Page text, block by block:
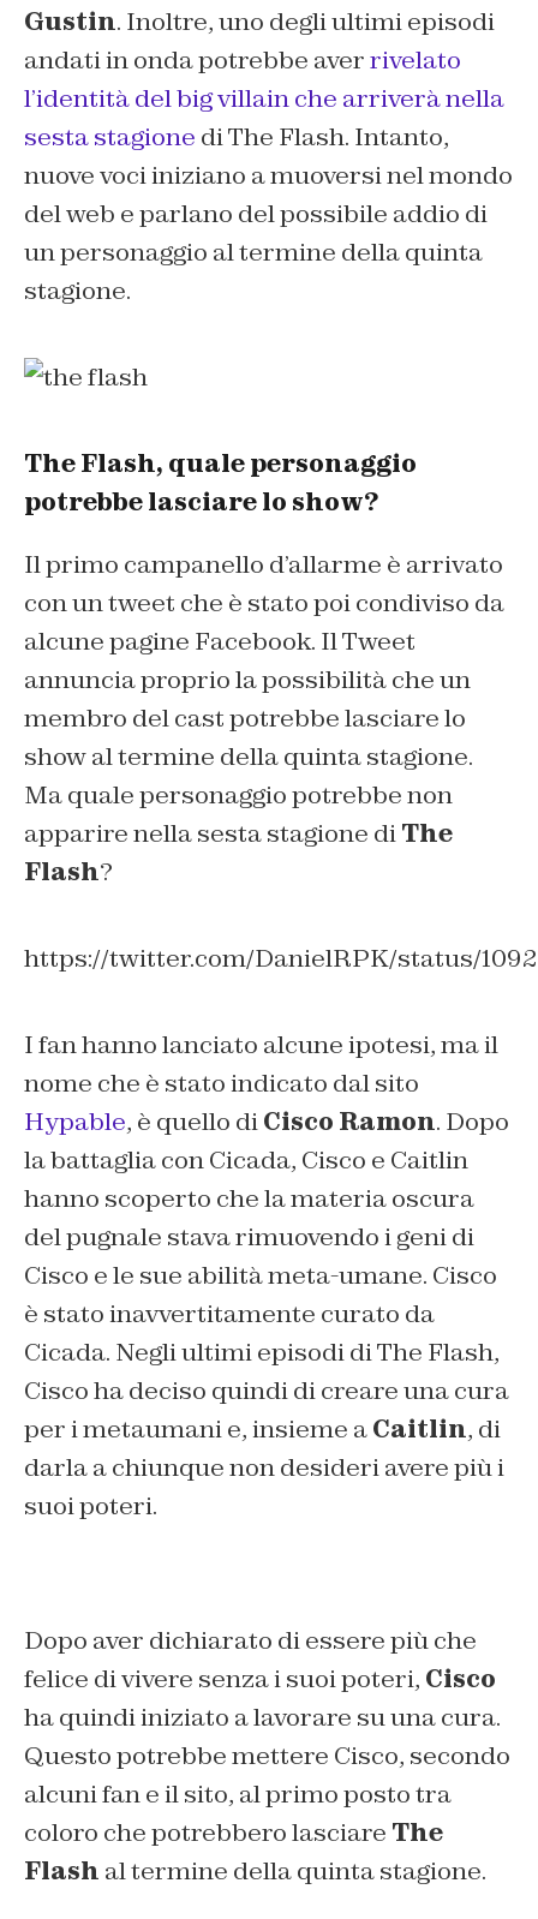
Gustin. Inoltre, uno degli ultimi episodi
andati in onda potrebbe averrivelato
l’identità del big villain che arriverà nella
sesta stagione di The Flash. Intanto,
nuove voci iniziano a muoversi nel mondo
del web e parlano del possibile addio di
un personaggio al termine della quinta
stagione.
The Flash, quale personaggio
potrebbe lasciare lo show?
Il primo campanello d’allarme è arrivato
con un tweet che è stato poi condiviso da
alcune pagine Facebook. Il Tweet
annuncia proprio la possibilità che un
membro del cast potrebbe lasciare lo
show al termine della quinta stagione.
Ma quale personaggio potrebbe non
apparire nella sesta stagione diThe
Flash?
https://twitter.com/DanielRPK/status/
I fan hanno lanciato alcune ipotesi, ma il
nome che è stato indicato dal sito
Hypable, è quello diCisco Ramon. Dopo
la battaglia con Cicada, Cisco e Caitlin
hanno scoperto che la materia oscura
del pugnale stava rimuovendo i geni di
Cisco e le sue abilità meta-umane. Cisco
è stato inavvertitamente curato da
Cicada. Negli ultimi episodi di The Flash,
Cisco ha deciso quindi di creare una cura
per i metaumani e, insieme aCaitlin, di
darla a chiunque non desideri avere più i
suoi poteri.
Dopo aver dichiarato di essere più che
felice di vivere senza i suoi poteri, Cisco
ha quindi iniziato a lavorare su una cura.
Questo potrebbe mettere Cisco, secondo
alcuni fan e il sito, al primo posto tra
coloro che potrebbero lasciare The
Flash al termine della quinta stagione.